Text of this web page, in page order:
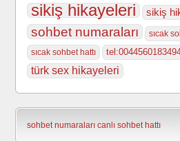
sikiş hikayeleri sikiş
sohbet numaraları
sıcak
sıcak sohbet hattı
türk sex hikayeleri
sohbet numaraları canlı sohbet hattı